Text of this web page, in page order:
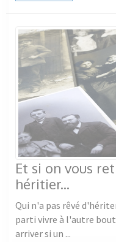
Et si on vous
héritier...
Qui n'a pas rêvé
parti vivre à l'autre bout
arriver si un ...